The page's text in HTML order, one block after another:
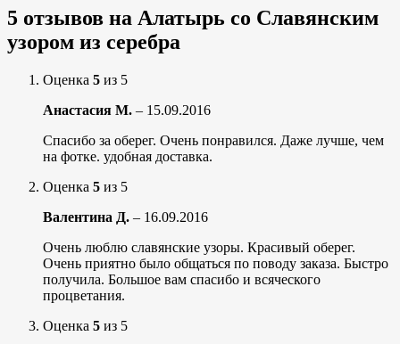
5 отзывов на Алатырь со Славянским
узором из серебра
Оценка 5 из 5
Анастасия М. – 15.09.2016
Спасибо за оберег. Очень понравился. Даже лучше, чем
на фотке. удобная доставка.
Оценка 5 из 5
Валентина Д. – 16.09.2016
Очень люблю славянские узоры. Красивый оберег.
Очень приятно было общаться по поводу заказа. Быстро
получила. Большое вам спасибо и всяческого
процветания.
Оценка 5 из 5